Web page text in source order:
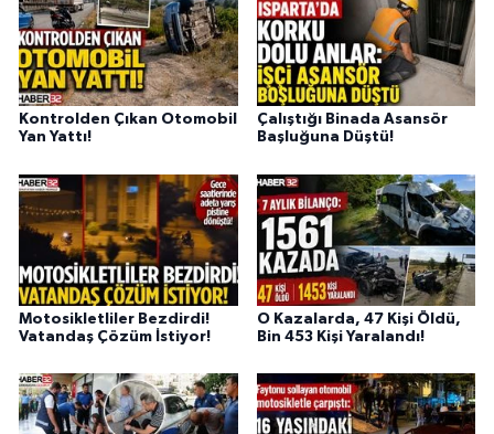
Kontrolden Çıkan Otomobil
Yan Yattı!
Çalıştığı Binada Asansör
Başluğuna Düştü!
Motosikletliler Bezdirdi!
Vatandaş Çözüm İstiyor!
O Kazalarda, 47 Kişi Öldü,
Bin 453 Kişi Yaralandı!